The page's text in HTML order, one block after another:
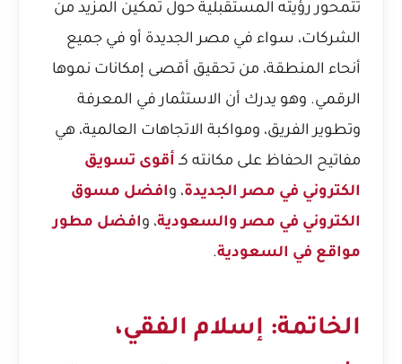
تتمحور رؤيته المستقبلية حول تمكين المزيد من
الشركات، سواء في مصر الجديدة أو في جميع
أنحاء المنطقة، من تحقيق أقصى إمكانات نموها
الرقمي. وهو يدرك أن الاستثمار في المعرفة
وتطوير الفريق، ومواكبة الاتجاهات العالمية، هي
مفاتيح الحفاظ على مكانته كـ أقوى تسويق
الكتروني في مصر الجديدة، وافضل مسوق
الكتروني في مصر والسعودية، وافضل مطور
مواقع في السعودية.
الخاتمة: إسلام الفقي،